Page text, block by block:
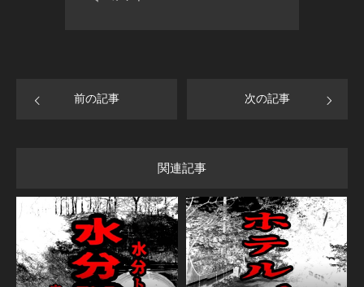
前の記事 次の記事
関連記事